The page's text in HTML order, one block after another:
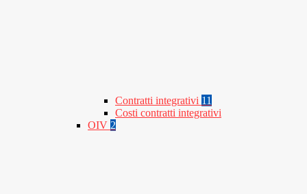
Contratti integrativi 11
Costi contratti integrativi
OIV 2